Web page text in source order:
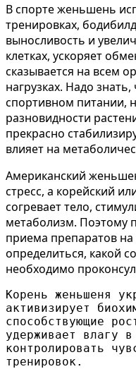
В спорте женьшень
тренировках,
выносливость и
клетках, ускоряет
сказывается на всем
нагрузках. Надо
спортивном питании,
разновидности
прекрасно
влияет на
Американский
стресс, а корейский
согревает тело,
метаболизм. Поэтому
приема препаратов
определиться, какой
необходимо
Корень женьшеня
активизирует
способствующие
удерживает влагу
контролировать
тренировок.